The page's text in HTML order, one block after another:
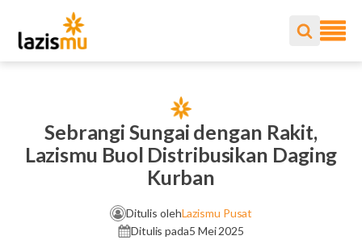
Sebrangi Sungai dengan Rakit,
Lazismu Buol Distribusikan Daging
Kurban
Ditulis olehLazismu Pusat
Ditulis pada5 Mei 2025